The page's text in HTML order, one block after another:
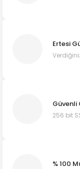
Ertesi
Güvenli
256 bit
% 100